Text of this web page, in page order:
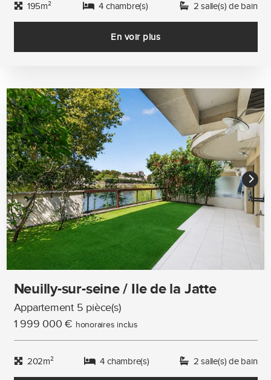
195m² 4 chambre(s) 2 salle(s) de bain
En voir plus
Neuilly-sur-seine / Ile de la Jatte
Appartement 5 pièce(s)
1 999 000 € honoraires inclus
202m² 4 chambre(s) 2 salle(s) de bain